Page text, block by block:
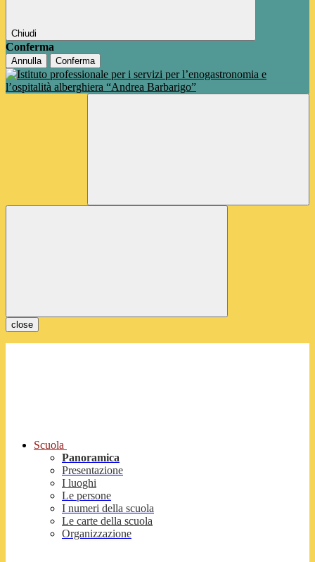
Chiudi
Conferma
Annulla Conferma
close
Scuola
Panoramica
Presentazione
I luoghi
Le persone
I numeri della scuola
Le carte della scuola
Organizzazione